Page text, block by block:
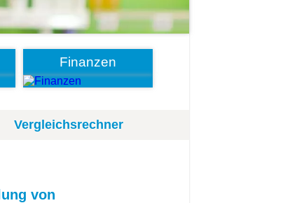
Finanzen
Vergleichsrechner
von